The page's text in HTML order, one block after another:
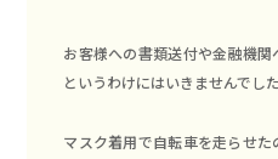
お客様への書類送付や金融機
というわけにはいきませんでした
マスク着用で自転車を走らせ